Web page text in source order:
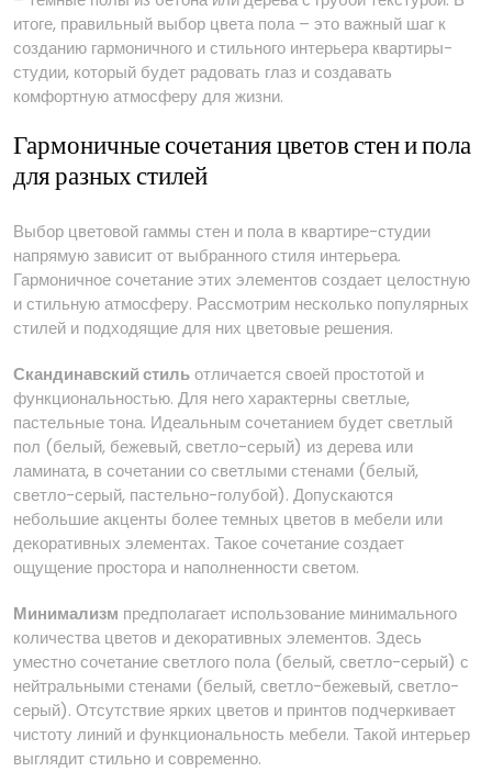
итоге, правильный выбор цвета пола – это важный шаг к
созданию гармоничного и стильного интерьера квартиры-
студии, который будет радовать глаз и создавать
комфортную атмосферу для жизни.
Гармоничные сочетания цветов стен и пола
для разных стилей
Выбор цветовой гаммы стен и пола в квартире-студии
напрямую зависит от выбранного стиля интерьера.
Гармоничное сочетание этих элементов создает целостную
и стильную атмосферу. Рассмотрим несколько популярных
стилей и подходящие для них цветовые решения.
Скандинавский стильотличается своей простотой и
функциональностью. Для него характерны светлые,
пастельные тона. Идеальным сочетанием будет светлый
пол (белый, бежевый, светло-серый) из дерева или
ламината, в сочетании со светлыми стенами (белый,
светло-серый, пастельно-голубой). Допускаются
небольшие акценты более темных цветов в мебели или
декоративных элементах. Такое сочетание создает
ощущение простора и наполненности светом.
Минимализм предполагает использование минимального
количества цветов и декоративных элементов. Здесь
уместно сочетание светлого пола (белый, светло-серый) с
нейтральными стенами (белый, светло-бежевый, светло-
серый). Отсутствие ярких цветов и принтов подчеркивает
чистоту линий и функциональность мебели. Такой интерьер
выглядит стильно и современно.